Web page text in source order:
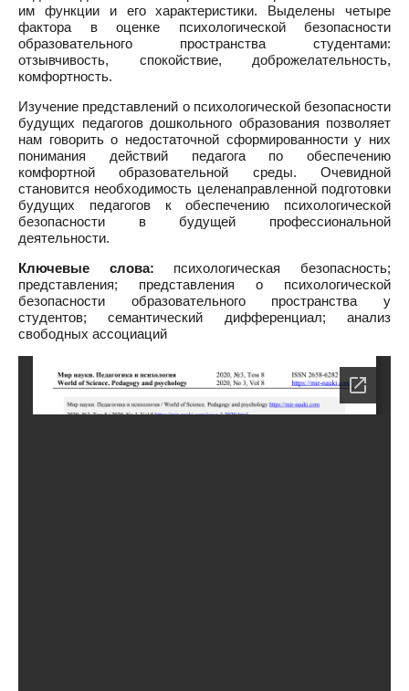
им функции и его характеристики. Выделены четыре
фактора в оценке психологической безопасности
образовательного пространства студентами:
отзывчивость, спокойствие, доброжелательность,
комфортность.
Изучение представлений о психологической безопасности
будущих педагогов дошкольного образования позволяет
нам говорить о недостаточной сформированности у них
понимания действий педагога по обеспечению
комфортной образовательной среды. Очевидной
становится необходимость целенаправленной подготовки
будущих педагогов к обеспечению психологической
безопасности в будущей профессиональной
деятельности.
Ключевые слова: психологическая безопасность;
представления; представления о психологической
безопасности образовательного пространства у
студентов; семантический дифференциал; анализ
свободных ассоциаций